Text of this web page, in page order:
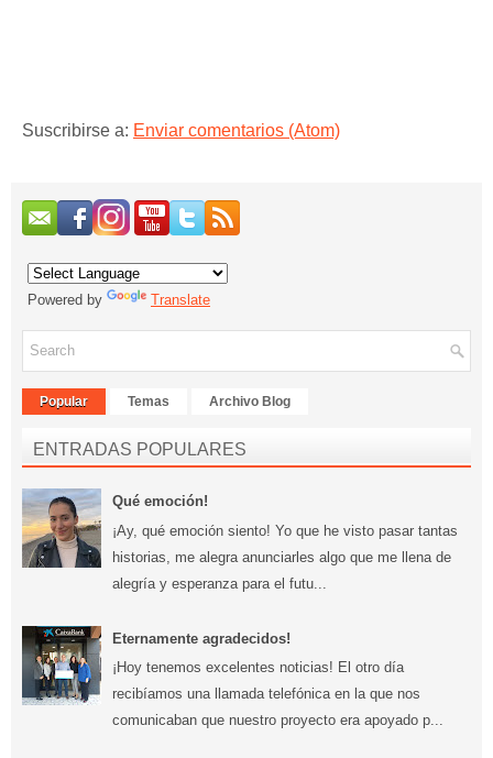
Suscribirse a: Enviar comentarios (Atom)
Powered by Translate
Popular Temas Archivo Blog
ENTRADAS POPULARES
Qué emoción!
¡Ay, qué emoción siento! Yo que he visto pasar tantas
historias, me alegra anunciarles algo que me llena de
alegría y esperanza para el futu...
Eternamente agradecidos!
¡Hoy tenemos excelentes noticias! El otro día
recibíamos una llamada telefónica en la que nos
comunicaban que nuestro proyecto era apoyado p...